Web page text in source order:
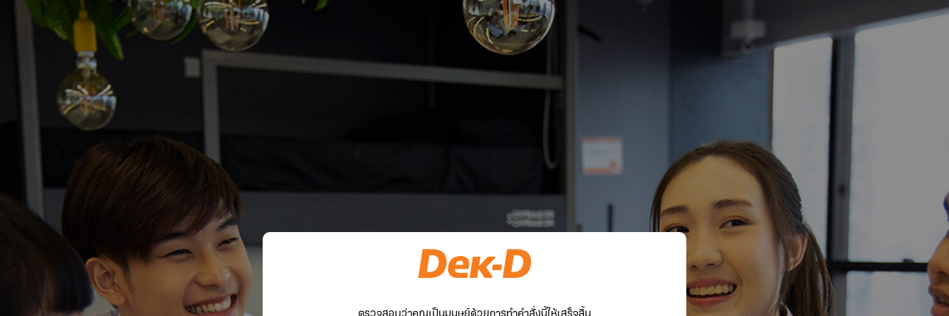
ตรวจสอบว่าคุณเป็นมนุษย์ด้วยการทำคำสั่งนี้ให้เสร็จสิ้น